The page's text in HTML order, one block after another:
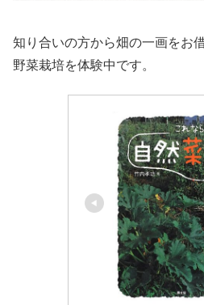
知り合いの方から畑の一画をお
野菜栽培を体験中です。